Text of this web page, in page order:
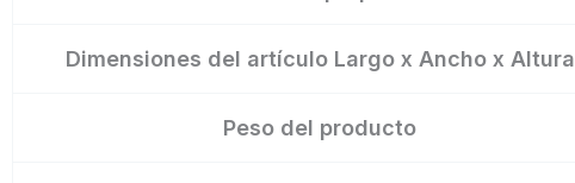
Dimensiones del artículo Largo x Ancho x Altura
Peso del producto